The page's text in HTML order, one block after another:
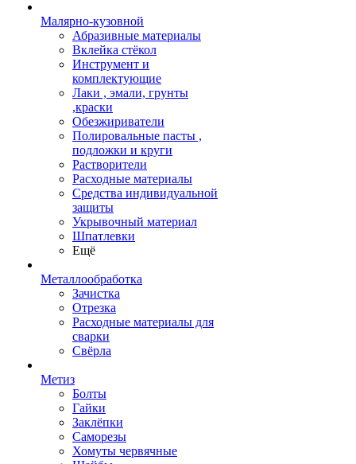
Малярно-кузовной
Абразивные материалы
Вклейка стёкол
Инструмент и
комплектующие
Лаки , эмали, грунты
,краски
Обезжириватели
Полировальные пасты ,
подложки и круги
Растворители
Расходные материалы
Средства индивидуальной
защиты
Укрывочный материал
Шпатлевки
Ещё
Металлообработка
Зачистка
Отрезка
Расходные материалы для
сварки
Свёрла
Метиз
Болты
Гайки
Заклёпки
Саморезы
Хомуты червячные